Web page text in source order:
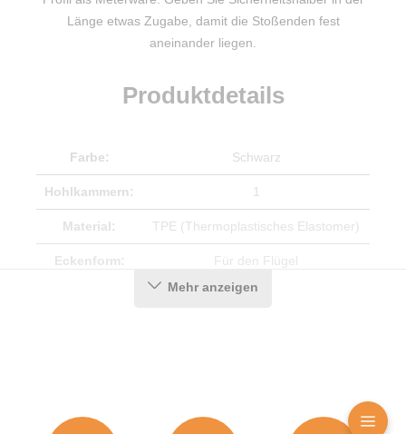
Länge etwas Zugabe, damit die Stoßenden fest
aneinander liegen.
Produktdetails
Farbe: Schwarz
Hohlkammern: 1
Material: TPE (Thermoplastisches Elastomer)
Eckenform: Für den Flügel
Graf-Dichtungen GmbH
Angaben zum Hersteller (Informationspflichten zur
Mehr anzeigen